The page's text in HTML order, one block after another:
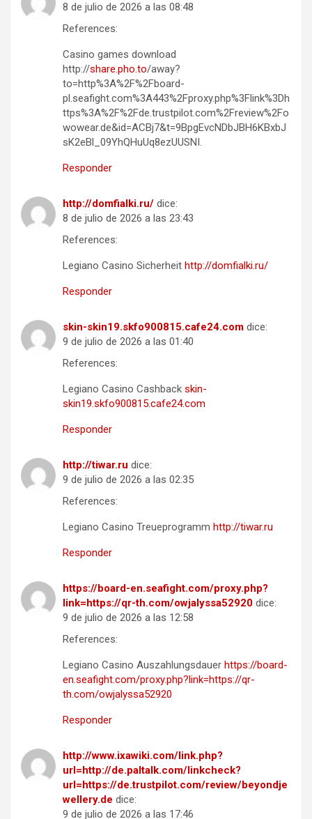
8 de julio de 2026 a las 08:48
References:
Casino games download
http://share.pho.to/away?
to=http%3A%2F%2Fboard-
pl.seafight.com%3A443%2Fproxy.php%3Flink%3Dh
ttps%3A%2F%2Fde.trustpilot.com%2Freview%2Fo
wowear.de&id=ACBj7&t=9BpgEvcNDbJBH6KBxbJ
sK2eBl_09YhQHuUq8ezUUSNI.
Responder
http://domfialki.ru/ dice:
8 de julio de 2026 a las 23:43
References:
Legiano Casino Sicherheit http://domfialki.ru/
Responder
skin-skin19.skfo900815.cafe24.com dice:
9 de julio de 2026 a las 01:40
References:
Legiano Casino Cashback skin-
skin19.skfo900815.cafe24.com
Responder
http://tiwar.ru dice:
9 de julio de 2026 a las 02:35
References:
Legiano Casino Treueprogramm http://tiwar.ru
Responder
https://board-en.seafight.com/proxy.php?
link=https://qr-th.com/owjalyssa52920 dice:
9 de julio de 2026 a las 12:58
References:
Legiano Casino Auszahlungsdauer https://board-
en.seafight.com/proxy.php?link=https://qr-
th.com/owjalyssa52920
Responder
http://www.ixawiki.com/link.php?
url=http://de.paltalk.com/linkcheck?
url=https://de.trustpilot.com/review/beyondje
wellery.de dice:
9 de julio de 2026 a las 17:46